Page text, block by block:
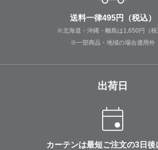
送料一律495円（税込）
※北海道・沖縄・離島は1,650円（税
※一部商品・地域の場合適用外
出荷日
カーテンは最短ご注文の3日後